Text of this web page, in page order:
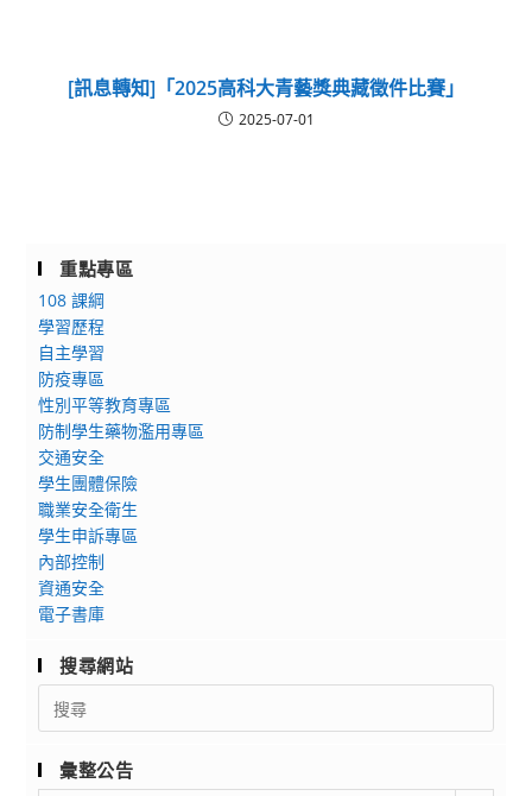
[訊息轉知]「2025高科大青藝獎典藏徵件比賽」
2025-07-01
重點專區
108 課綱
學習歷程
自主學習
防疫專區
性別平等教育專區
防制學生藥物濫用專區
交通安全
學生團體保險
職業安全衛生
學生申訴專區
內部控制
資通安全
電子書庫
搜尋網站
Search
for:
彙整公告